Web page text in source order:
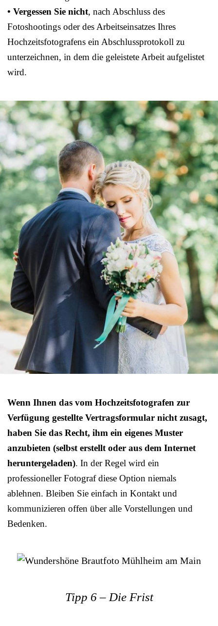
• Vergessen Sie nicht, nach Abschluss des
Fotoshootings oder des Arbeitseinsatzes Ihres
Hochzeitsfotografens ein Abschlussprotokoll zu
unterzeichnen, in dem die geleistete Arbeit aufgelistet
wird.
Wenn Ihnen das vom Hochzeitsfotografen zur
Verfügung gestellte Vertragsformular nicht zusagt,
haben Sie das Recht, ihm ein eigenes Muster
anzubieten (selbst erstellt oder aus dem Internet
heruntergeladen). In der Regel wird ein
professioneller Fotograf diese Option niemals
ablehnen. Bleiben Sie einfach in Kontakt und
kommunizieren offen über alle Vorstellungen und
Bedenken.
Tipp 6 – Die Frist